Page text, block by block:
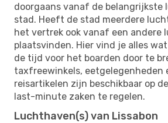
doorgaans vanaf de belangrijkste
stad. Heeft de stad meerdere
het vertrek ook vanaf een andere
plaatsvinden. Hier vind je alles
de tijd voor het boarden door te
taxfreewinkels, eetgelegenheden
reisartikelen zijn beschikbaar op
last-minute zaken te regelen.
Luchthaven(s) van Lissabon